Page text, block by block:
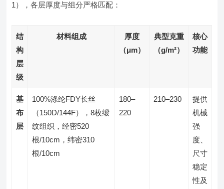
1），各层厚度与组分严格匹配：
结
构
层
级
材料组成
厚度
（μm）
典型克重
（g/m²）
核心
功能
基
布
层
100%涤纶FDY长丝
（150D/144F），8枚缎
纹组织，经密520
根/10cm，纬密310
根/10cm
180–
220
210–230
提供
机械
强
度、
尺寸
稳定
性及